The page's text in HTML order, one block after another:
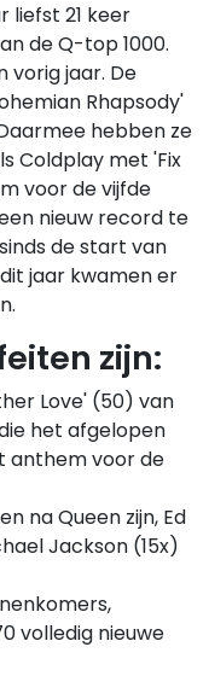
liefst 21 keer
de Q-top 1000.
vorig jaar. De
Rhapsody'
hebben ze
Coldplay met 'Fix
voor de vijfde
nieuw record te
de start van
jaar kwamen er
zijn:
Love' (50) van
het afgelopen
anthem voor de
na Queen zijn, Ed
Jackson (15x)
volledig nieuwe